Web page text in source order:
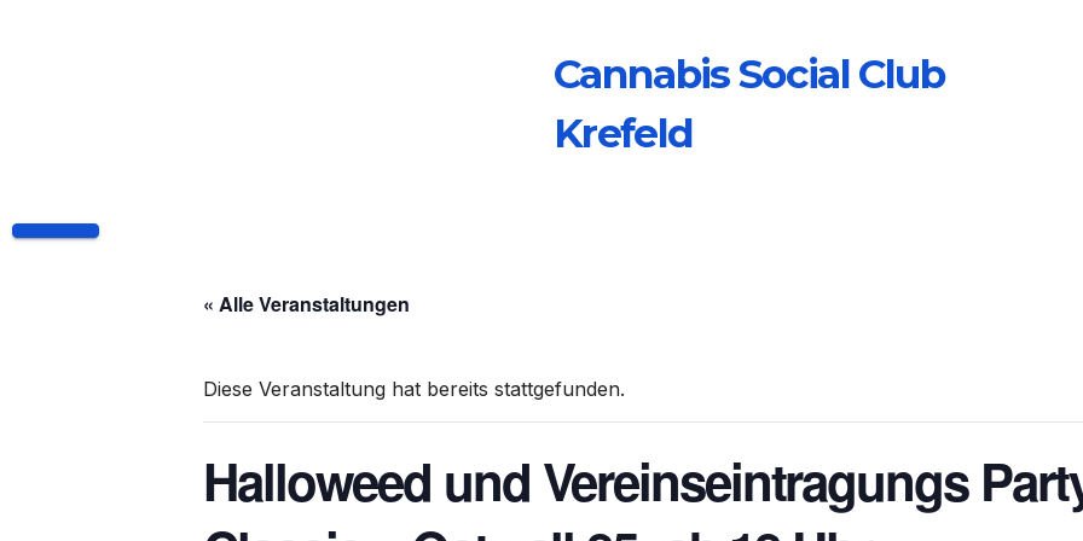
Cannabis Social Club
Krefeld
« Alle Veranstaltungen
Diese Veranstaltung hat bereits stattgefunden.
Halloweed und Vereinseintragungs